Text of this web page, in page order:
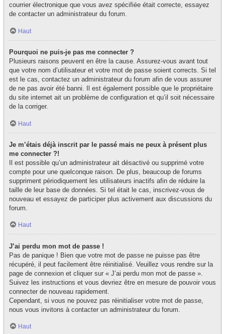
courrier électronique que vous avez spécifiée était correcte, essayez
de contacter un administrateur du forum.
Haut
Pourquoi ne puis-je pas me connecter ?
Plusieurs raisons peuvent en être la cause. Assurez-vous avant tout
que votre nom d’utilisateur et votre mot de passe soient corrects. Si tel
est le cas, contactez un administrateur du forum afin de vous assurer
de ne pas avoir été banni. Il est également possible que le propriétaire
du site internet ait un problème de configuration et qu’il soit nécessaire
de la corriger.
Haut
Je m’étais déjà inscrit par le passé mais ne peux à présent plus
me connecter ?!
Il est possible qu’un administrateur ait désactivé ou supprimé votre
compte pour une quelconque raison. De plus, beaucoup de forums
suppriment périodiquement les utilisateurs inactifs afin de réduire la
taille de leur base de données. Si tel était le cas, inscrivez-vous de
nouveau et essayez de participer plus activement aux discussions du
forum.
Haut
J’ai perdu mon mot de passe !
Pas de panique ! Bien que votre mot de passe ne puisse pas être
récupéré, il peut facilement être réinitialisé. Veuillez vous rendre sur la
page de connexion et cliquer sur « J’ai perdu mon mot de passe ».
Suivez les instructions et vous devriez être en mesure de pouvoir vous
connecter de nouveau rapidement.
Cependant, si vous ne pouvez pas réinitialiser votre mot de passe,
nous vous invitons à contacter un administrateur du forum.
Haut